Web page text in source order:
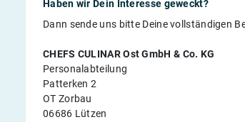
Haben wir Dein Interesse geweckt?
Dann sende uns bitte Deine vollständigen
CHEFS CULINAR Ost GmbH & Co. KG
Personalabteilung
Patterken 2
OT Zorbau
06686 Lützen